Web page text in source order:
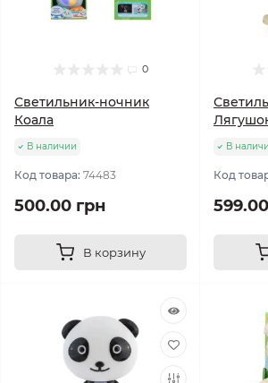
0
Светильник-ночник
Коала
В наличии
Код товара: 74483
500.00 грн
В корзину
В
Код